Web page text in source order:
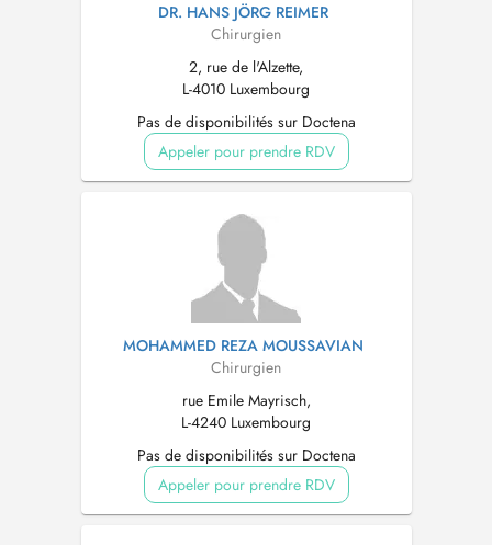
DR. HANS JÖRG REIMER
Chirurgien
2, rue de l'Alzette,
L-4010 Luxembourg
Pas de disponibilités sur Doctena
Appeler pour prendre RDV
MOHAMMED REZA MOUSSAVIAN
Chirurgien
rue Emile Mayrisch,
L-4240 Luxembourg
Pas de disponibilités sur Doctena
Appeler pour prendre RDV